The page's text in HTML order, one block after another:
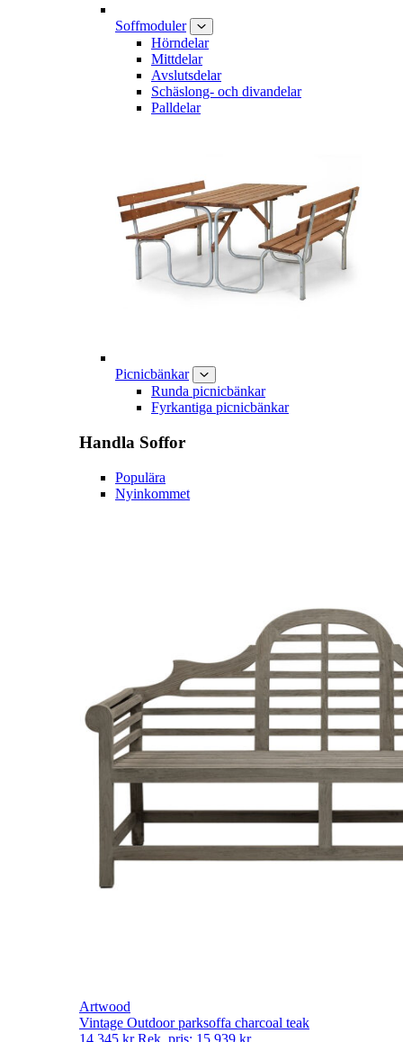
Soffmoduler
Hörndelar
Mittdelar
Avslutsdelar
Schäslong- och divandelar
Palldelar
Picnicbänkar
Runda picnicbänkar
Fyrkantiga picnicbänkar
Handla Soffor
Populära
Nyinkommet
Artwood
Vintage Outdoor parksoffa charcoal teak
14 345 kr Rek. pris: 15 939 kr